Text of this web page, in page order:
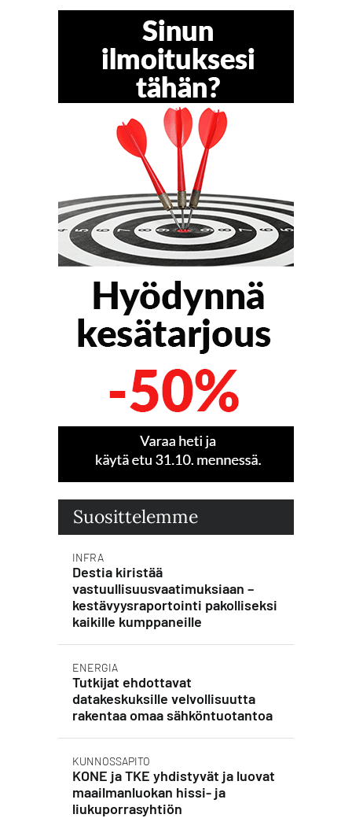
Suosittelemme
INFRA
Destia kiristää
vastuullisuusvaatimuksiaan –
kestävyysraportointi pakolliseksi
kaikille kumppaneille
ENERGIA
Tutkijat ehdottavat
datakeskuksille velvollisuutta
rakentaa omaa sähköntuotantoa
KUNNOSSAPITO
KONE ja TKE yhdistyvät ja luovat
maailmanluokan hissi- ja
liukuporrasyhtiön